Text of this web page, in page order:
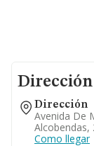
Dirección
Avenida De
Alcobendas,
Como llegar